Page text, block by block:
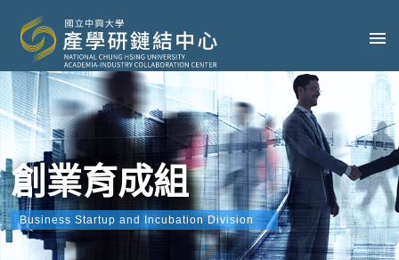
創業育成組
Business Startup and Incubation Division